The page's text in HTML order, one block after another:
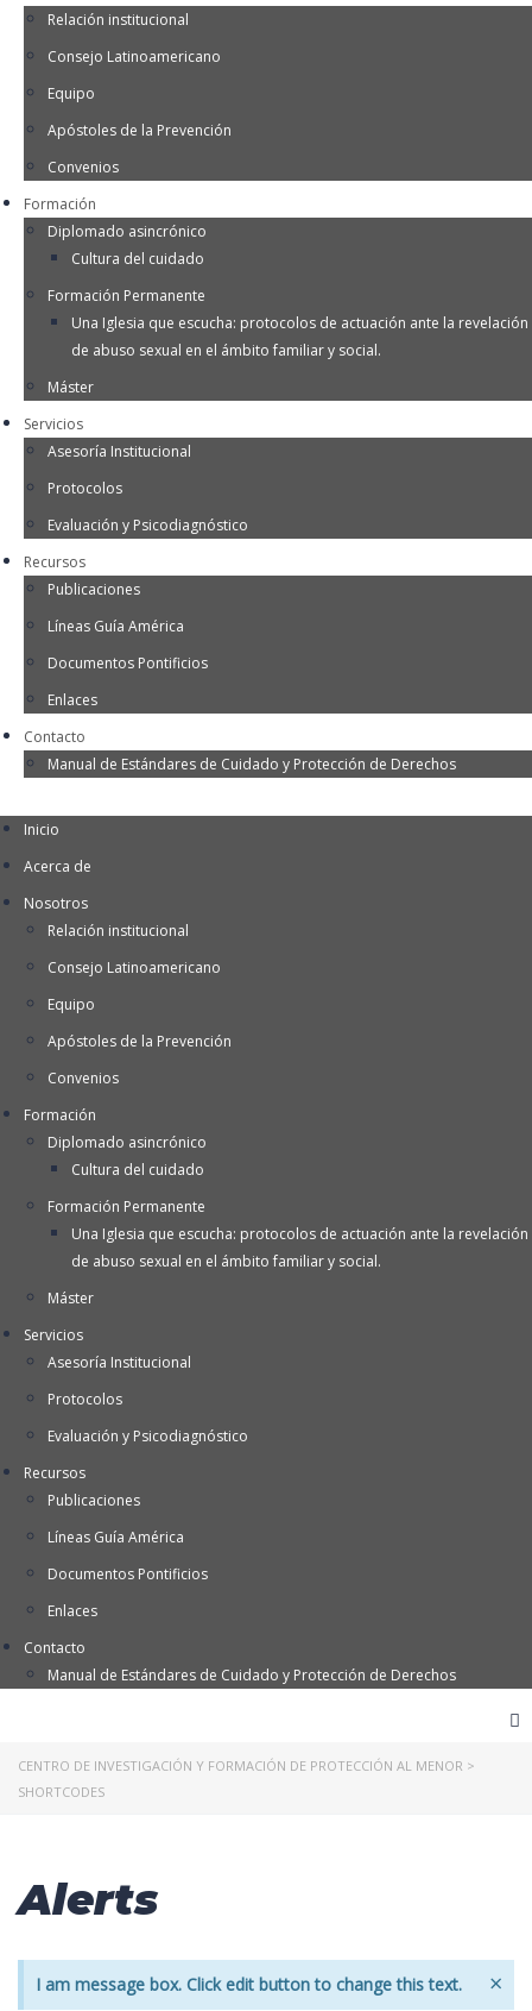
Relación institucional
Consejo Latinoamericano
Equipo
Apóstoles de la Prevención
Convenios
Formación
Diplomado asincrónico
Cultura del cuidado
Formación Permanente
Una Iglesia que escucha: protocolos de actuación ante la revelación
de abuso sexual en el ámbito familiar y social.
Máster
Servicios
Asesoría Institucional
Protocolos
Evaluación y Psicodiagnóstico
Recursos
Publicaciones
Líneas Guía América
Documentos Pontificios
Enlaces
Contacto
Manual de Estándares de Cuidado y Protección de Derechos
Inicio
Acerca de
Nosotros
Relación institucional
Consejo Latinoamericano
Equipo
Apóstoles de la Prevención
Convenios
Formación
Diplomado asincrónico
Cultura del cuidado
Formación Permanente
Una Iglesia que escucha: protocolos de actuación ante la revelación
de abuso sexual en el ámbito familiar y social.
Máster
Servicios
Asesoría Institucional
Protocolos
Evaluación y Psicodiagnóstico
Recursos
Publicaciones
Líneas Guía América
Documentos Pontificios
Enlaces
Contacto
Manual de Estándares de Cuidado y Protección de Derechos
CENTRO DE INVESTIGACIÓN Y FORMACIÓN DE PROTECCIÓN AL MENOR >
SHORTCODES
Alerts
I am message box. Click edit button to change this text. ×